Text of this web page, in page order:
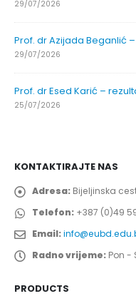
29/07/2026
Prof. dr Azijada Beganlić
29/07/2026
Prof. dr Esed Karić –
25/07/2026
KONTAKTIRAJTE NAS
Adresa: Bijeljinska
Telefon: +387 (0)49
Email:
Radno vrijeme: Pon -
PRODUCTS